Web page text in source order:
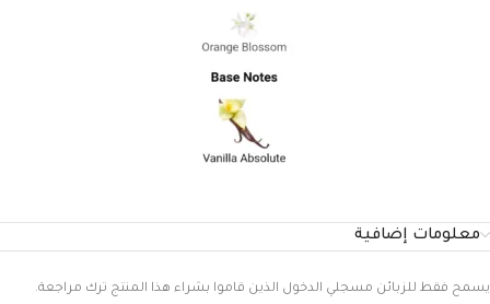
معلومات إضافية
يسمح فقط للزبائن مسجلي الدخول الذين قاموا بشراء هذا المنتج ترك مراجعة.